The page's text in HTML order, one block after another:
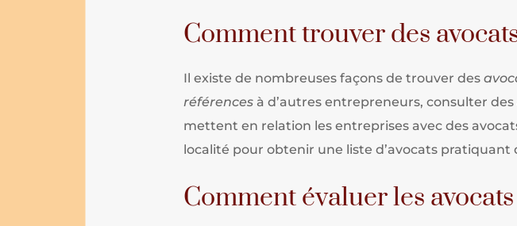
Comment trouver des
Il existe de nombreuses façons de trouver des
références à d’autres entrepreneurs, consulter
mettent en relation les entreprises avec des
localité pour obtenir une liste d’avocats pratiquant
Comment évaluer les